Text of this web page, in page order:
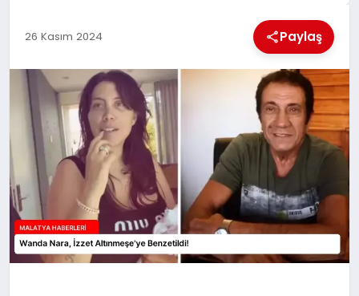
EKONOMI
MAGAZIN
SAĞLIK
SIYASET
SPOR
26 Kasım 2024 Paylaş